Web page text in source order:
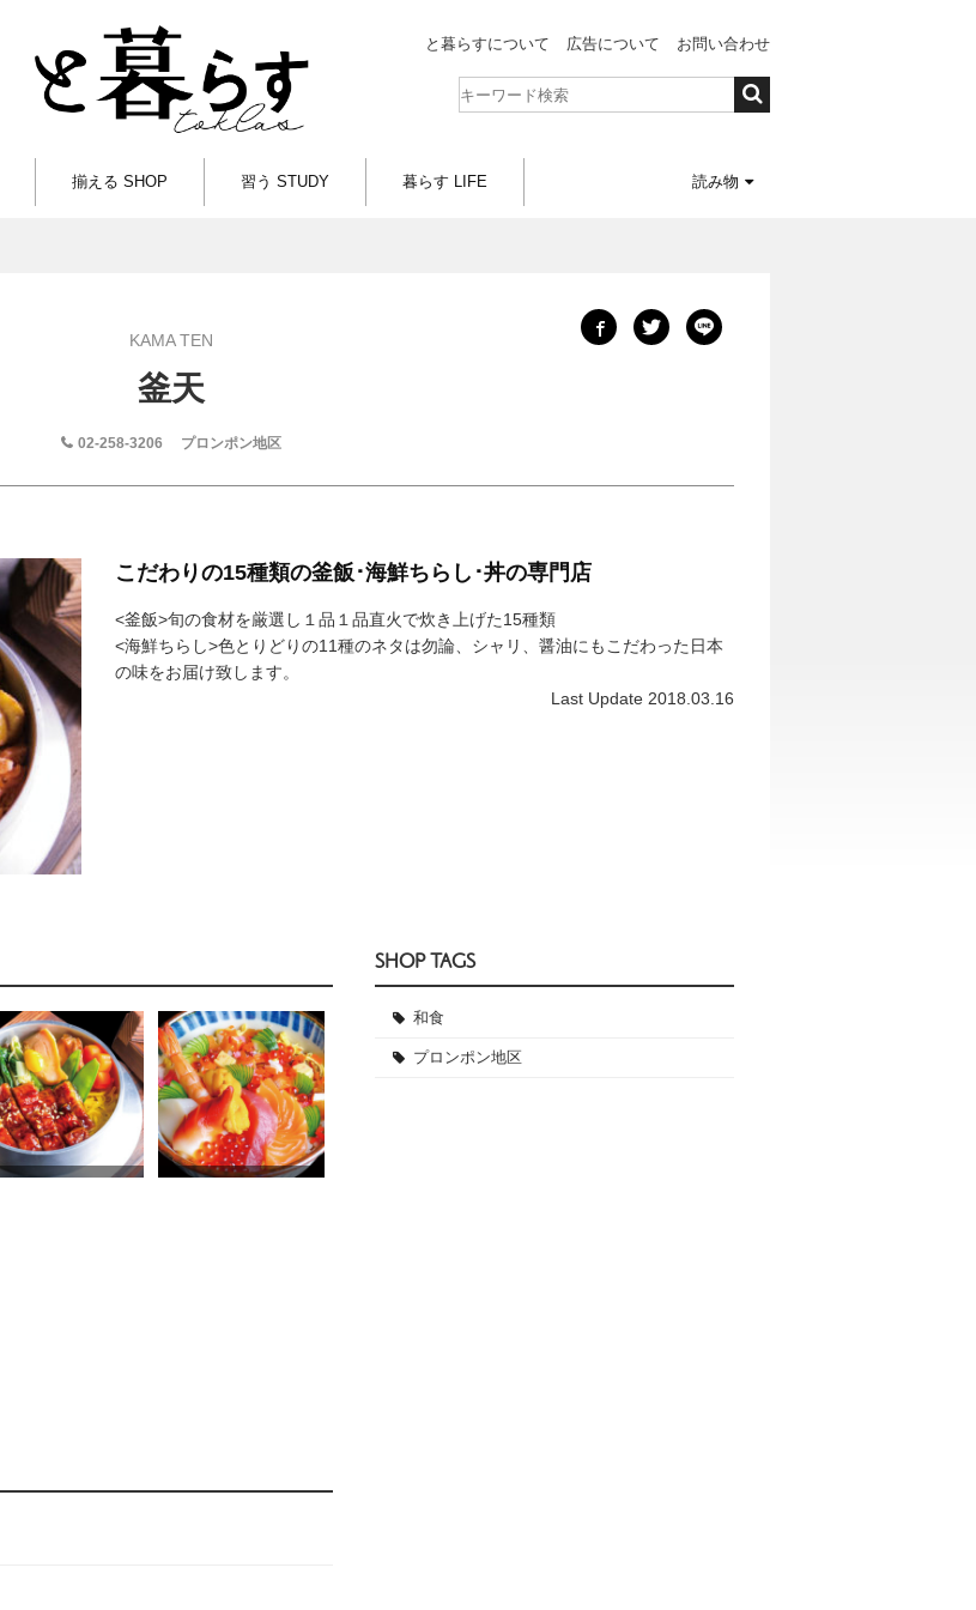
と暮らすについて 広告について お問い合わせ
揃える SHOP 習う STUDY 暮らす LIFE 読み物
KAMA TEN
釜天
02-258-3206 プロンポン地区
こだわりの15種類の釜飯･海鮮ちらし･丼の専門店
<釜飯>旬の食材を厳選し１品１品直火で炊き上げた15種類
<海鮮ちらし>色とりどりの11種のネタは勿論、シャリ、醤油にもこだわった日本
の味をお届け致します。
Last Update 2018.03.16
SHOP TAGS
和食
プロンポン地区